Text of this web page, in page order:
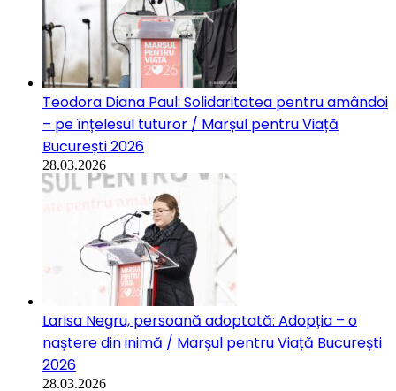
Teodora Diana Paul: Solidaritatea pentru amândoi
– pe înțelesul tuturor / Marșul pentru Viață
București 2026
28.03.2026
Larisa Negru, persoană adoptată: Adopția – o
naștere din inimă / Marșul pentru Viață București
2026
28.03.2026